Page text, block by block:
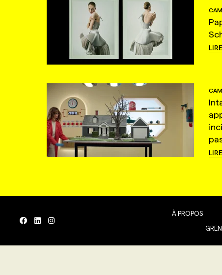
À PROPOS